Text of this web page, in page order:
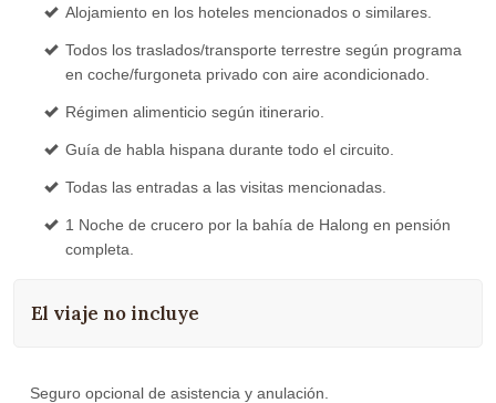
Alojamiento en los hoteles mencionados o similares.
Todos los traslados/transporte terrestre según programa
en coche/furgoneta privado con aire acondicionado.
Régimen alimenticio según itinerario.
Guía de habla hispana durante todo el circuito.
Todas las entradas a las visitas mencionadas.
1 Noche de crucero por la bahía de Halong en pensión
completa.
El viaje no incluye
Seguro opcional de asistencia y anulación.